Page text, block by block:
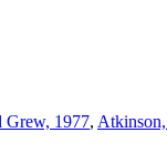
Grew, 1977,